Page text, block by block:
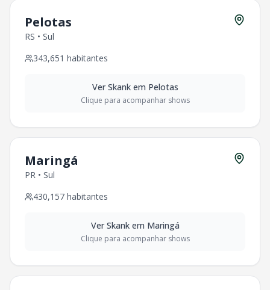
Pelotas
RS • Sul
343,651 habitantes
VerSkankem Pelotas
Clique para acompanhar shows
Maringá
PR • Sul
430,157 habitantes
VerSkankem Maringá
Clique para acompanhar shows